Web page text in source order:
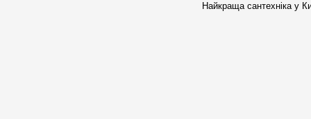
Найкраща сантехніка у